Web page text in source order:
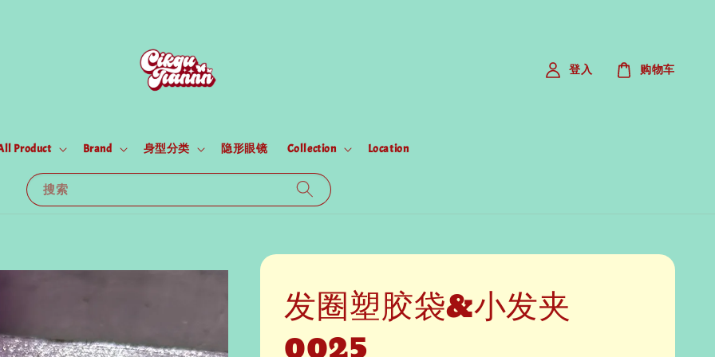
搜索
Product Brand 身型分类 隐形眼镜 Collection Location
登入 购物车
发圈塑胶袋&小发夹